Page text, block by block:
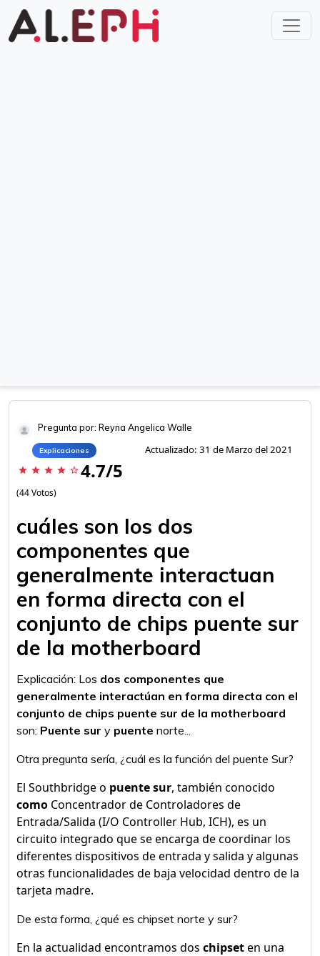
Pregunta por: Reyna Angelica Walle
Explicaciones Actualizado: 31 de Marzo del 2021
star star star star star_border 4.7/5
(44 Votos)
cuáles son los dos
componentes que
generalmente interactuan
en forma directa con el
conjunto de chips puente sur
de la motherboard
Explicación: Los dos componentes que
generalmente interactúan en forma directa con el
conjunto de chips puente sur de la motherboard
son: Puente sur y puente norte...
Otra pregunta sería, ¿cuál es la función del puente Sur?
El Southbridge o puente sur, también conocido
como Concentrador de Controladores de
Entrada/Salida (I/O Controller Hub, ICH), es un
circuito integrado que se encarga de coordinar los
diferentes dispositivos de entrada y salida y algunas
otras funcionalidades de baja velocidad dentro de la
tarjeta madre.
De esta forma, ¿qué es chipset norte y sur?
En la actualidad encontramos dos chipseten una